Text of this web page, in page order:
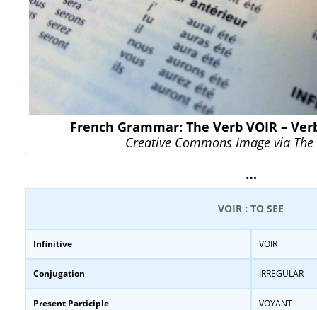
French Grammar: The Verb VOIR –
Creative Commons Image via The
…
VOIR : TO SEE
Infinitive VOIR
Conjugation IRREGULAR
Present Participle VOYANT